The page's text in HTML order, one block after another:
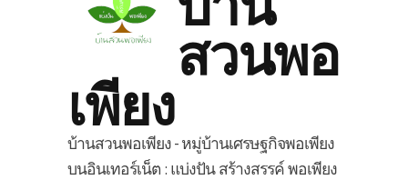
สวนพอ
เพียง
บ้านสวนพอเพียง - หมู่บ้านเศรษฐกิจพอเพียง
บนอินเทอร์เน็ต : แบ่งปัน สร้างสรรค์ พอเพียง